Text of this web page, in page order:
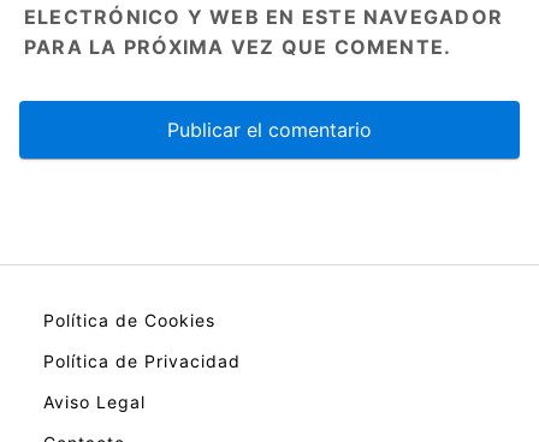
ELECTRÓNICO Y WEB EN ESTE NAVEGADOR
PARA LA PRÓXIMA VEZ QUE COMENTE.
Política de Cookies
Política de Privacidad
Aviso Legal